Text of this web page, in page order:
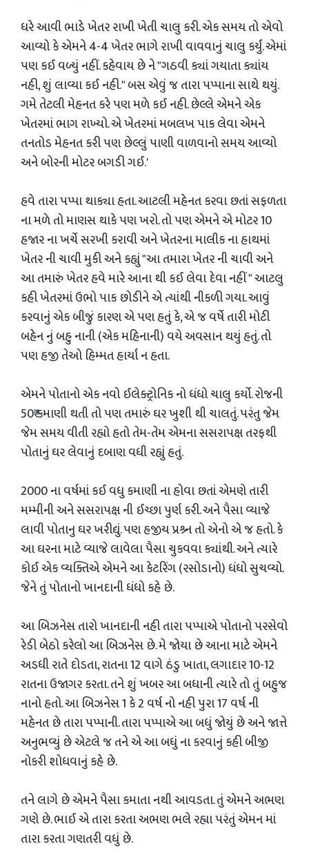
ધરે આવી ભાડે ખેતર રાખી ખેતી ચાલુ કરી. એક સમય તો એવો
આવ્યો કે એમને 4-4 ખેતર ભાગે રાખી વાવવાનું ચાલુ કર્યું. એમાં
પણ કઈ વળ્યું નહીં. કહેવાય છે ને "ગઠવી ક્યાં ગયાતા ક્યાંય
નહી, શું લાવ્યા કઈ નહી." બસ એવું જ તારા પપ્પાના સાથે થયું.
ગમે તેટલી મેહનત કરે પણ મળે કઈ નહી. છેલ્લે એમને એક
ખેતરમાં ભાગ રાખ્યો. એ ખેતરમાં મબલખ પાક લેવા એમને
તનતોડ મેહનત કરી પણ છેલ્લું પાણી વાળવાનો સમય આવ્યો
અને બોરની મોટર બગડી ગઈ.'
હવે તારા પપ્પા થાક્યા હતા. આટલી મહેનત કરવા છતાં સફળતા
ના મળે તો માણસ થાકે પણ ખરો. તો પણ એમને એ મોટર 10
હજાર ના ખર્ચે સરખી કરાવી અને ખેતરના માલીક ના હાથમાં
ખેતર ની ચાવી મુકી અને કહ્યું "આ તમારા ખેતર ની ચાવી અને
આ તમારું ખેતર હવે મારે આના થી કઈ લેવા દેવા નહીં " આટલુ
કહી ખેતરમાં ઉભો પાક છોડીને એ ત્યાંથી નીકળી ગયા. આવું
કરવાનું એક બીજું કારણ એ પણ હતું કે, એ જ વર્ષે તારી મોટી
બહેન નું બહુ નાની (એક મહિનાની) વયે અવસાન થયું હતું. તો
પણ હજી તેઓ હિમ્મત હાર્યા ન હતા.
એમને પોતાનો એક નવો ઈલેક્ટ્રોનિક નો ધંધો ચાલુ કર્યો. રોજની
50₹ કમાણી થતી તો પણ તમારું ઘર ખુશી થી ચાલતું. પરંતુ જેમ
જેમ સમય વીતી રહ્યો હતો તેમ-તેમ એમના સસરાપક્ષ તરફથી
પોતાનું ઘર લેવાનું દબાણ વધી રહ્યું હતું.
2000 ના વર્ષમાં કઈ વધુ કમાણી ના હોવા છતાં એમણે તારી
મમ્મીની અને સસરાપક્ષ ની ઈચ્છા પુર્ણ કરી. અને પૈસા વ્યાજે
લાવી પોતાનુ ઘર ખરીદ્યું. પણ હજીય પ્રશ્ર્ન તો એનો એ જ હતો. કે
આ ઘરના માટે વ્યાજે લાવેલા પૈસા ચુકવવા ક્યાંથી. અને ત્યારે
કોઈ એક વ્યક્તિએ એમને આ કેટરિંગ (રસોડાનો) ધંધો સુચવ્યો.
જેને તું પોતાનો ખાનદાની ધંધો કહે છે.
આ બિઝનેસ તારો ખાનદાની નહી તારા પપ્પાએ પોતાનો પરસેવો
રેડી બેઠો કરેલો આ બિઝનેસ છે. મે જોયા છે આના માટે એમને
અડધી રાતે દોડતા, રાતના 12 વાગે ઠંડુ ખાતા, લગાદાર 10-12
રાતના ઉજાગર કરતા. તને શું ખબર આ બધાની ત્યારે તો તું બહુજ
નાનો હતો. આ બિઝનેસ 1 કે 2 વર્ષ નો નહી પુરા 17 વર્ષ ની
મહેનત છે તારા પપ્પાની. તારા પપ્પાએ આ બધું જોયું છે અને જાત્તે
અનુભવ્યું છે એટલે જ તને એ આ બધું ના કરવાનું કહી બીજી
નોકરી શોધવાનું કહે છે.
તને લાગે છે એમને પૈસા કમાતા નથી આવડતા. તું એમને અભણ
ગણે છે. ભાઈ એ તારા કરતા અભણ ભલે રહ્યા પરંતું એમન માં
તારા કરતા ગણતરી વધું છે.